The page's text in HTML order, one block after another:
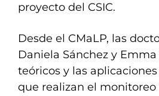
proyecto del CSIC.
Desde el CMaLP, las
Daniela Sánchez y
teóricos y las
que realizan el monitoreo